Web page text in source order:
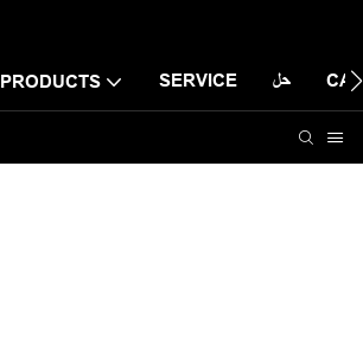
PRODUCTS SERVICE حل